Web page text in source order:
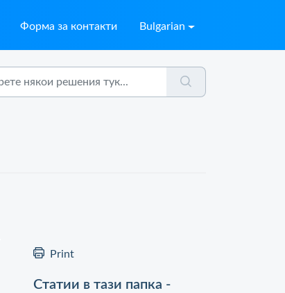
Форма за контакти Bulgarian
Print
Статии в тази папка -